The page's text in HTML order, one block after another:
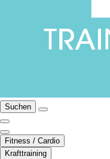
Suchen
Fitness / Cardio
Krafttraining